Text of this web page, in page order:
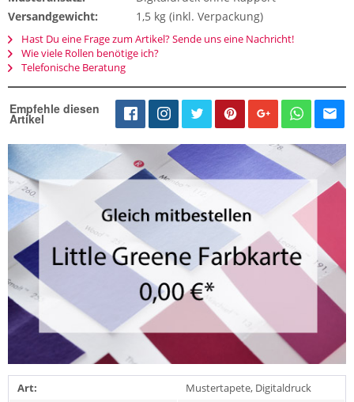
Versandgewicht:
1,5 kg (inkl. Verpackung)
Hast Du eine Frage zum Artikel? Sende uns eine Nachricht!
Wie viele Rollen benötige ich?
Telefonische Beratung
Empfehle diesen
Artikel
Art:
Mustertapete, Digitaldruck